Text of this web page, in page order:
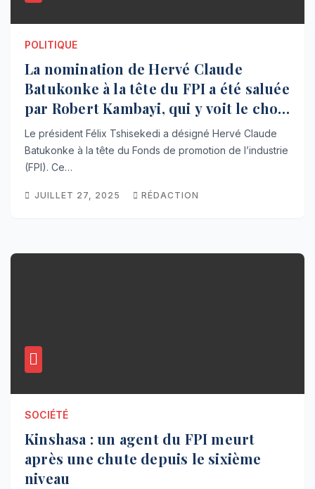
POLITIQUE
La nomination de Hervé Claude
Batukonke à la tête du FPI a été saluée
par Robert Kambayi, qui y voit le choix
d’un expert compétent pour
accélérer la politique
d’industrialisation du pays
Le président Félix Tshisekedi a désigné Hervé Claude
Batukonke à la tête du Fonds de promotion de l’industrie
(FPI). Ce…
JUILLET 27, 2025 RÉDACTION
SOCIÉTÉ
Kinshasa : un agent du FPI meurt
après une chute depuis le sixième
niveau